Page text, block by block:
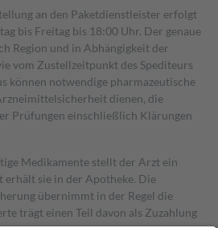
an den Paketdienstleister erfolgt
bis Freitag bis 18:00 Uhr. Der genaue
Region und in Abhängigkeit der
vom Zustellzeitpunkt des Spediteurs
können notwendige pharmazeutische
dienen, die
Prüfungen einschließlich Klärungen
Medikamente stellt der Arzt ein
erhält sie in der Apotheke. Die
übernimmt in der Regel die
trägt einen Teil davon als Zuzahlung